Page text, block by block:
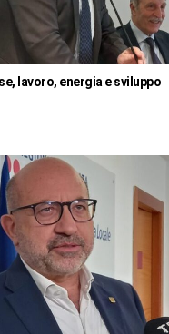
lavoro, energia e sviluppo